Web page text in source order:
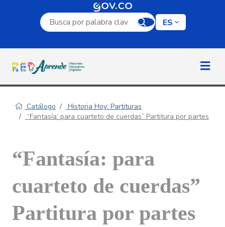
Campo de búsqueda por palabra clave
ES
Catálogo
Historia Hoy: Partituras
“Fantasía: para cuarteto de cuerdas” Partitura por partes
“Fantasía: para
cuarteto de cuerdas”
Partitura por partes